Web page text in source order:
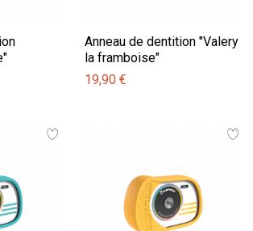
Anneau de dentition "Valery
la framboise"
19,90 €